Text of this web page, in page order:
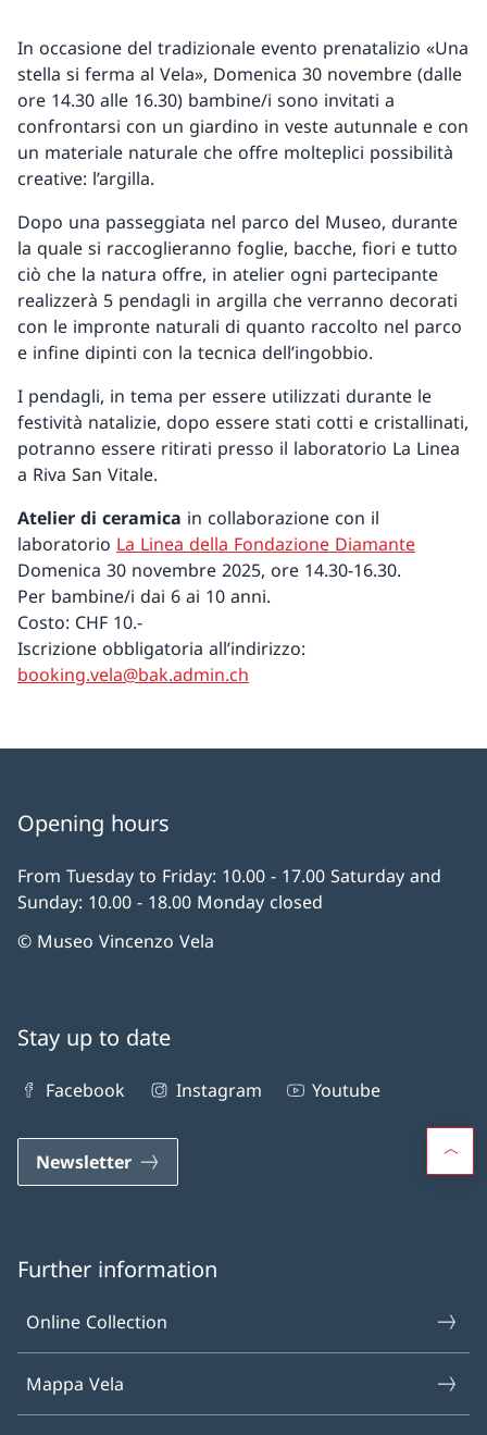
In occasione del tradizionale evento prenatalizio «Una
stella si ferma al Vela», Domenica 30 novembre (dalle
ore 14.30 alle 16.30) bambine/i sono invitati a
confrontarsi con un giardino in veste autunnale e con
un materiale naturale che offre molteplici possibilità
creative: l’argilla.
Dopo una passeggiata nel parco del Museo, durante
la quale si raccoglieranno foglie, bacche, fiori e tutto
ciò che la natura offre, in atelier ogni partecipante
realizzerà 5 pendagli in argilla che verranno decorati
con le impronte naturali di quanto raccolto nel parco
e infine dipinti con la tecnica dell’ingobbio.
I pendagli, in tema per essere utilizzati durante le
festività natalizie, dopo essere stati cotti e cristallinati,
potranno essere ritirati presso il laboratorio La Linea
a Riva San Vitale.
Atelier di ceramica in collaborazione con il
laboratorio La Linea della Fondazione Diamante
Domenica 30 novembre 2025, ore 14.30-16.30.
Per bambine/i dai 6 ai 10 anni.
Costo: CHF 10.-
Iscrizione obbligatoria all’indirizzo:
booking.vela@bak.admin.ch
Opening hours
From Tuesday to Friday: 10.00 - 17.00 Saturday and
Sunday: 10.00 - 18.00 Monday closed
© Museo Vincenzo Vela
Stay up to date
Facebook Instagram Youtube
Newsletter
Further information
Online Collection
Mappa Vela